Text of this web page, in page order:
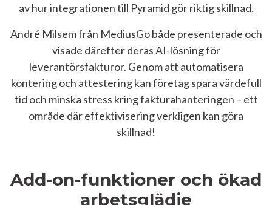
av hur integrationen till Pyramid gör riktig skillnad.
André Milsem från MediusGo både presenterade och
visade därefter deras AI-lösning för
leverantörsfakturor. Genom att automatisera
kontering och attestering kan företag spara värdefull
tid och minska stress kring fakturahanteringen – ett
område där effektivisering verkligen kan göra
skillnad!
Add-on-funktioner och ökad
arbetsglädje